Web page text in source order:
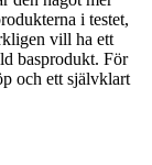
i testet,
vill ha ett
basprodukt. För
och ett självklart